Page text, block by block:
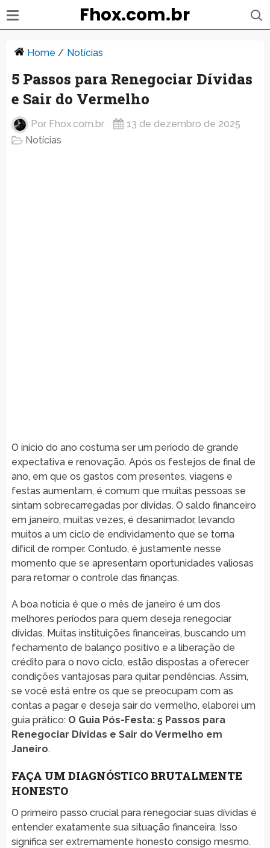
Fhox.com.br
Home / Notícias
5 Passos para Renegociar Dívidas
e Sair do Vermelho
Por Fhox.com.br
13 de dezembro de 2025
Notícias
O início do ano costuma ser um período de grande
expectativa e renovação. Após os festejos de final de
ano, em que os gastos com presentes, viagens e
festas aumentam, é comum que muitas pessoas se
sintam sobrecarregadas por dívidas. O saldo financeiro
em janeiro, muitas vezes, é desanimador, levando
muitos a um ciclo de endividamento que se torna
difícil de romper. Contudo, é justamente nesse
momento que se apresentam oportunidades valiosas
para retomar o controle das finanças.
A boa notícia é que o mês de janeiro é um dos
melhores períodos para quem deseja renegociar
dívidas. Muitas instituições financeiras, buscando um
fechamento de balanço positivo e a liberação de
crédito para o novo ciclo, estão dispostas a oferecer
condições vantajosas para quitar pendências. Assim,
se você está entre os que se preocupam com as
contas a pagar e deseja sair do vermelho, elaborei um
guia prático: O Guia Pós-Festa: 5 Passos para
Renegociar Dívidas e Sair do Vermelho em
Janeiro.
FAÇA UM DIAGNÓSTICO BRUTALMENTE
HONESTO
O primeiro passo crucial para renegociar suas dívidas é
entender exatamente sua situação financeira. Isso
significa ser extremamente honesto consigo mesmo.